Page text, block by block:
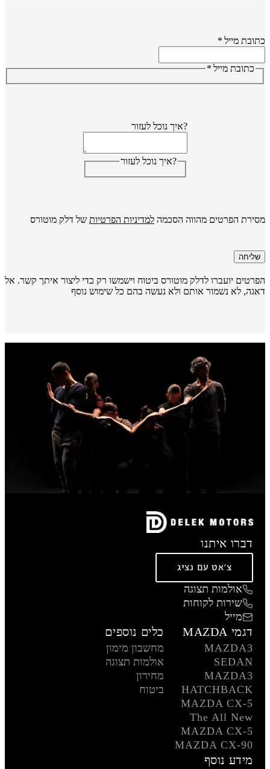
מייל*
כתובת מייל*
?איך נוכל לעזור
?איך נוכל לעזור
הפרטים מהווה הסכמה למדיניות הפרטיות של דלק מוטורס
שליחה
יועברו לדלק מוטורס ביטוח וישמשו רק כדי ליצור איתך קשר. אל
לא נשמור אותם ולא נעשה בהם כל שימוש נוסף
דברו איתנו
צ'אט עם נציג
אולמות תצוגה
שירות לקוחות
מייל
דגמי MAZDA
MAZDA3
SEDAN
MAZDA3
HATCHBACK
MAZDA CX-5
The All New
MAZDA CX-5
MAZDA CX-90
כלים נוספים
מחשבון מימון
אולמות תצוגה
מחירון
ביטוח
מידע נוסף